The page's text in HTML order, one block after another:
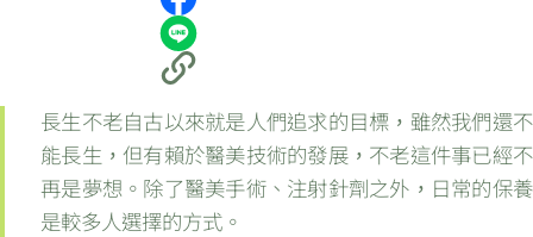
長生不老自古以來就是人們追求的目標，雖然我們還不
能長生，但有賴於醫美技術的發展，不老這件事已經不
再是夢想。除了醫美手術、注射針劑之外，日常的保養
是較多人選擇的方式。